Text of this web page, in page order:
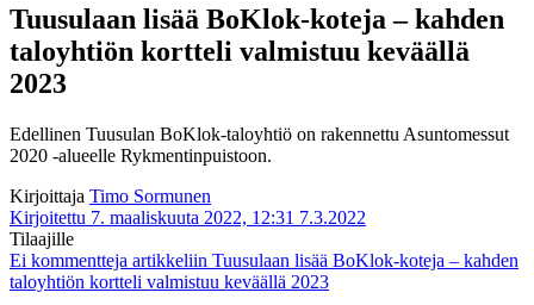
Tuusulaan lisää BoKlok-koteja – kahden
taloyhtiön kortteli valmistuu keväällä
2023
Edellinen Tuusulan BoKlok-taloyhtiö on rakennettu Asuntomessut
2020 -alueelle Rykmentinpuistoon.
Kirjoittaja Timo Sormunen
Kirjoitettu 7. maaliskuuta 2022, 12:31 7.3.2022
Tilaajille
Ei kommentteja artikkeliin Tuusulaan lisää BoKlok-koteja – kahden
taloyhtiön kortteli valmistuu keväällä 2023